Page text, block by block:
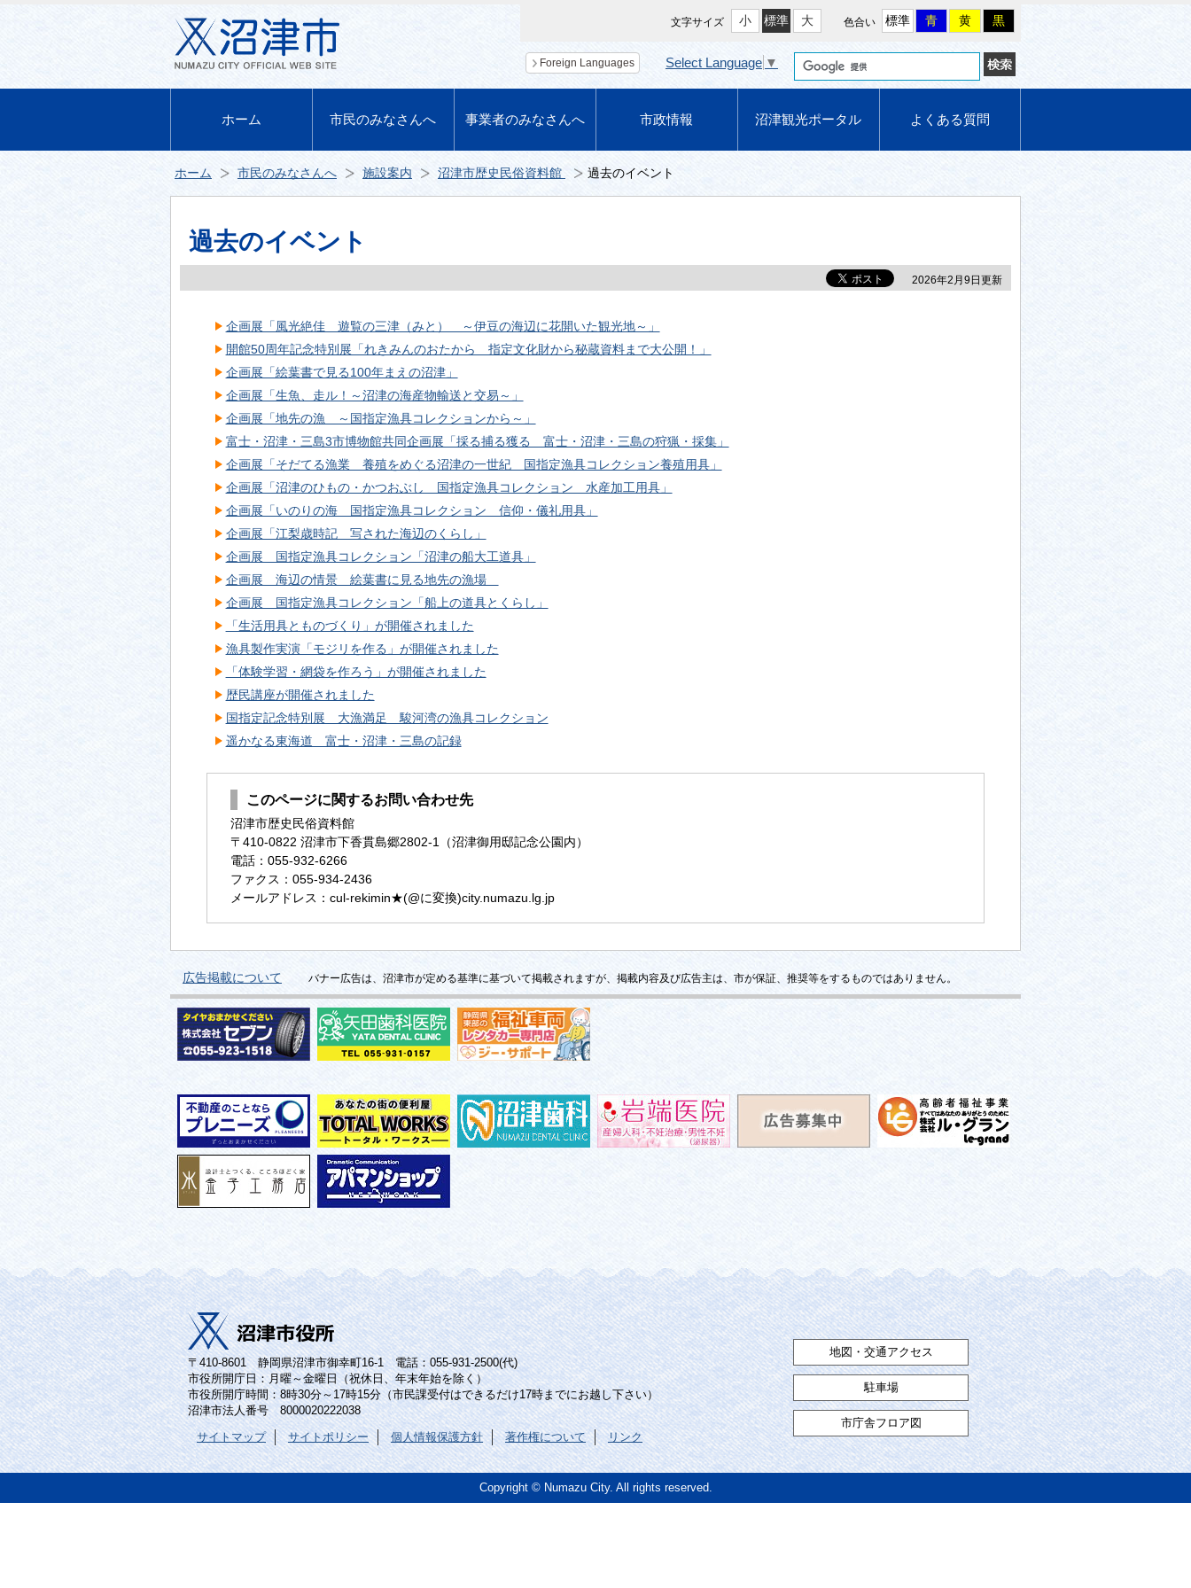
ホーム 市民のみなさんへ 事業者のみなさんへ 市政情報 沼津観光ポータル よくある質問
文字サイズ 小 標準 大 色合い 標準 青 黄 黒
Foreign Languages Select Language ▼
ホーム 市民のみなさんへ 施設案内 沼津市歴史民俗資料館 過去のイベント
過去のイベント
2026年2月9日更新
企画展「風光絶佳 遊覧の三津（みと） ～伊豆の海辺に花開いた観光地～」
開館50周年記念特別展「れきみんのおたから 指定文化財から秘蔵資料まで大公開！」
企画展「絵葉書で見る100年まえの沼津」
企画展「生魚、走ル！～沼津の海産物輸送と交易～」
企画展「地先の漁 ～国指定漁具コレクションから～」
富士・沼津・三島3市博物館共同企画展「採る捕る獲る 富士・沼津・三島の狩猟・採集」
企画展「そだてる漁業 養殖をめぐる沼津の一世紀 国指定漁具コレクション養殖用具」
企画展「沼津のひもの・かつおぶし 国指定漁具コレクション 水産加工用具」
企画展「いのりの海 国指定漁具コレクション 信仰・儀礼用具」
企画展「江梨歳時記 写された海辺のくらし」
企画展 国指定漁具コレクション「沼津の船大工道具」
企画展 海辺の情景 絵葉書に見る地先の漁場
企画展 国指定漁具コレクション「船上の道具とくらし」
「生活用具とものづくり」が開催されました
漁具製作実演「モジリを作る」が開催されました
「体験学習・網袋を作ろう」が開催されました
歴民講座が開催されました
国指定記念特別展 大漁満足 駿河湾の漁具コレクション
遥かなる東海道 富士・沼津・三島の記録
このページに関するお問い合わせ先
沼津市歴史民俗資料館
〒410-0822 沼津市下香貫島郷2802-1（沼津御用邸記念公園内）
電話：055-932-6266
ファクス：055-934-2436
メールアドレス：cul-rekimin★(@に変換)city.numazu.lg.jp
広告掲載について バナー広告は、沼津市が定める基準に基づいて掲載されますが、掲載内容及び広告主は、市が保証、推奨等をするものではありません。
〒410-8601 静岡県沼津市御幸町16-1 電話：055-931-2500(代)
市役所開庁日：月曜～金曜日（祝休日、年末年始を除く）
市役所開庁時間：8時30分～17時15分（市民課受付はできるだけ17時までにお越し下さい）
沼津市法人番号 8000020222038
サイトマップ サイトポリシー 個人情報保護方針 著作権について リンク
地図・交通アクセス
駐車場
市庁舎フロア図
Copyright © Numazu City. All rights reserved.